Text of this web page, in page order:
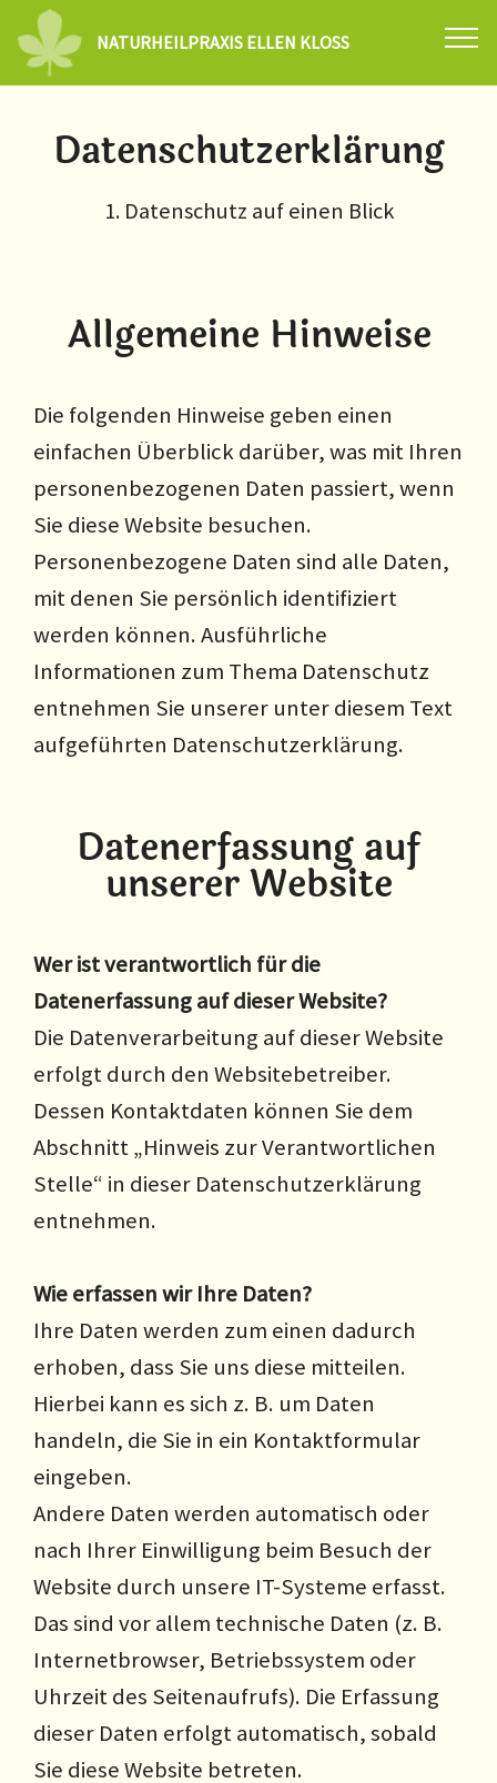
NATURHEILPRAXIS ELLEN KLOSS
Datenschutzerklärung
1. Datenschutz auf einen Blick
Allgemeine Hinweise
Die folgenden Hinweise geben einen
einfachen Überblick darüber, was mit Ihren
personenbezogenen Daten passiert, wenn
Sie diese Website besuchen.
Personenbezogene Daten sind alle Daten,
mit denen Sie persönlich identifiziert
werden können. Ausführliche
Informationen zum Thema Datenschutz
entnehmen Sie unserer unter diesem Text
aufgeführten Datenschutzerklärung.
Datenerfassung auf
unserer Website
Wer ist verantwortlich für die
Datenerfassung auf dieser Website?
Die Datenverarbeitung auf dieser Website
erfolgt durch den Websitebetreiber.
Dessen Kontaktdaten können Sie dem
Abschnitt „Hinweis zur Verantwortlichen
Stelle“ in dieser Datenschutzerklärung
entnehmen.
Wie erfassen wir Ihre Daten?
Ihre Daten werden zum einen dadurch
erhoben, dass Sie uns diese mitteilen.
Hierbei kann es sich z. B. um Daten
handeln, die Sie in ein Kontaktformular
eingeben.
Andere Daten werden automatisch oder
nach Ihrer Einwilligung beim Besuch der
Website durch unsere IT-Systeme erfasst.
Das sind vor allem technische Daten (z. B.
Internetbrowser, Betriebssystem oder
Uhrzeit des Seitenaufrufs). Die Erfassung
dieser Daten erfolgt automatisch, sobald
Sie diese Website betreten.